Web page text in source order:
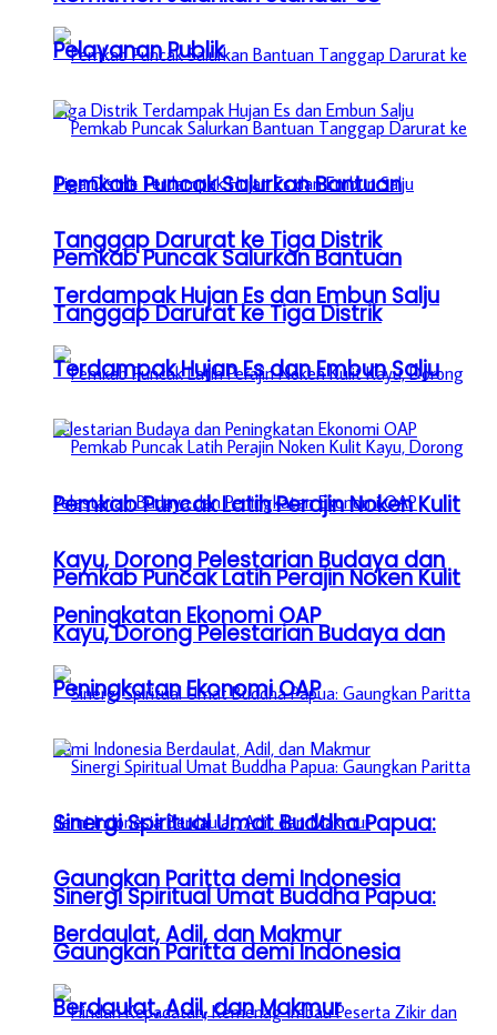
Pemkab Puncak Salurkan Bantuan
Tanggap Darurat ke Tiga Distrik
Terdampak Hujan Es dan Embun Salju
Pemkab Puncak Latih Perajin Noken Kulit
Kayu, Dorong Pelestarian Budaya dan
Peningkatan Ekonomi OAP
Sinergi Spiritual Umat Buddha Papua:
Gaungkan Paritta demi Indonesia
Berdaulat, Adil, dan Makmur
Pelayanan Publik
Pemkab Puncak Salurkan Bantuan
Tanggap Darurat ke Tiga Distrik
Terdampak Hujan Es dan Embun Salju
Pemkab Puncak Latih Perajin Noken Kulit
Kayu, Dorong Pelestarian Budaya dan
Peningkatan Ekonomi OAP
Sinergi Spiritual Umat Buddha Papua:
Gaungkan Paritta demi Indonesia
Berdaulat, Adil, dan Makmur